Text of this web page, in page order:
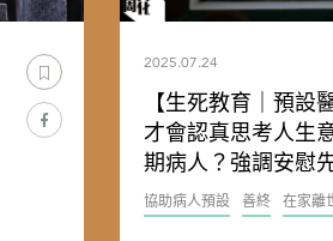
2025.07.24
【生死教育｜預設
才會認真思考人生
期病人？強調安慰
協助病人預設 善終 在家離